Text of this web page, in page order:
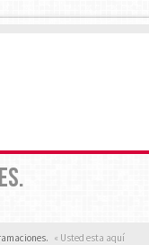
« Usted esta aquí